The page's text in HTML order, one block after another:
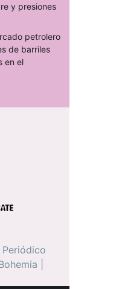
y presiones
petrolero
de barriles
en el
Periódico